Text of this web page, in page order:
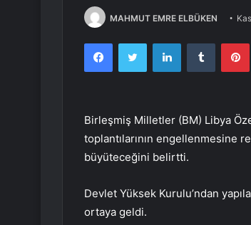
MAHMUT EMRE ELBÜKEN
FacebookTwitter LinkedInTumblr
Birleşmiş Milletler (BM) Libya
toplantılarının engellenmesine
büyüteceğini belirtti.
Devlet Yüksek Kurulu’ndan
ortaya geldi.